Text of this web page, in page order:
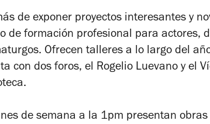
de exponer proyectos interesantes y
de formación profesional para actores,
Ofrecen talleres a lo largo del
con dos foros, el Rogelio Luevano y el
de semana a la 1pm presentan